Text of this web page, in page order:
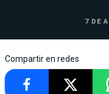
7 DE
Compartir en redes